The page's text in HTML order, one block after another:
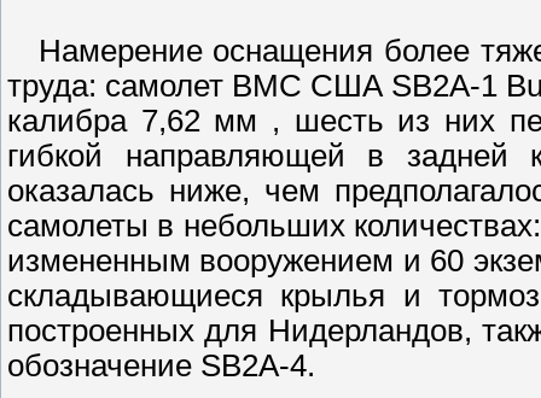
Намерение оснащения более
труда: самолет ВМС США SВ2А-1
калибра 7,62 мм , шесть из них
гибкой направляющей в задней
оказалась ниже, чем
самолеты в небольших
измененным вооружением и 60
складывающиеся крылья и
построенных для Нидерландов,
обозначение SВ2А-4.